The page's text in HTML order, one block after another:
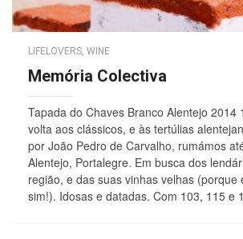
LIFELOVERS, WINE
Memória Colectiva
Tapada do Chaves Branco Alentejo 2014
volta aos clássicos, e às tertúlias
por João Pedro de Carvalho, rumámos
Alentejo, Portalegre. Em busca dos
região, e das suas vinhas velhas (porque
sim!). Idosas e datadas. Com 103, 115 e